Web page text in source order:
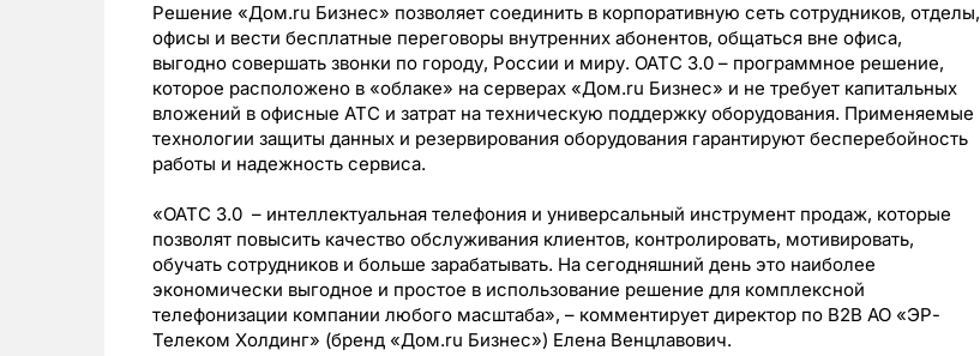
Решение «Дом.ru Бизнес» позволяет соединить в корпоративную сеть сотрудников, отделы,
офисы и вести бесплатные переговоры внутренних абонентов, общаться вне офиса,
выгодно совершать звонки по городу, России и миру. ОАТС 3.0 – программное решение,
которое расположено в «облаке» на серверах «Дом.ru Бизнес» и не требует капитальных
вложений в офисные АТС и затрат на техническую поддержку оборудования. Применяемые
технологии защиты данных и резервирования оборудования гарантируют бесперебойность
работы и надежность сервиса.
«ОАТС 3.0 – интеллектуальная телефония и универсальный инструмент продаж, которые
позволят повысить качество обслуживания клиентов, контролировать, мотивировать,
обучать сотрудников и больше зарабатывать. На сегодняшний день это наиболее
экономически выгодное и простое в использование решение для комплексной
телефонизации компании любого масштаба», – комментирует директор по B2B АО «ЭР-
Телеком Холдинг» (бренд «Дом.ru Бизнес») Елена Венцлавович.